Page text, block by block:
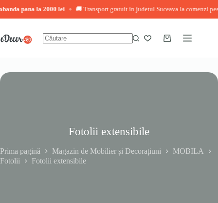
la 2000 lei ◆ 🚚 Transport gratuit in judetul Suceava la comenzi peste 3.000
conținut
Coș
Fotolii extensibile
Prima pagină Magazin de Mobilier și Decorațiuni
MOBILA
Fotolii
Fotolii extensibile